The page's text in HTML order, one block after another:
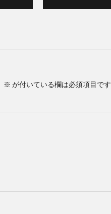
※ が付いている欄は必須項目です